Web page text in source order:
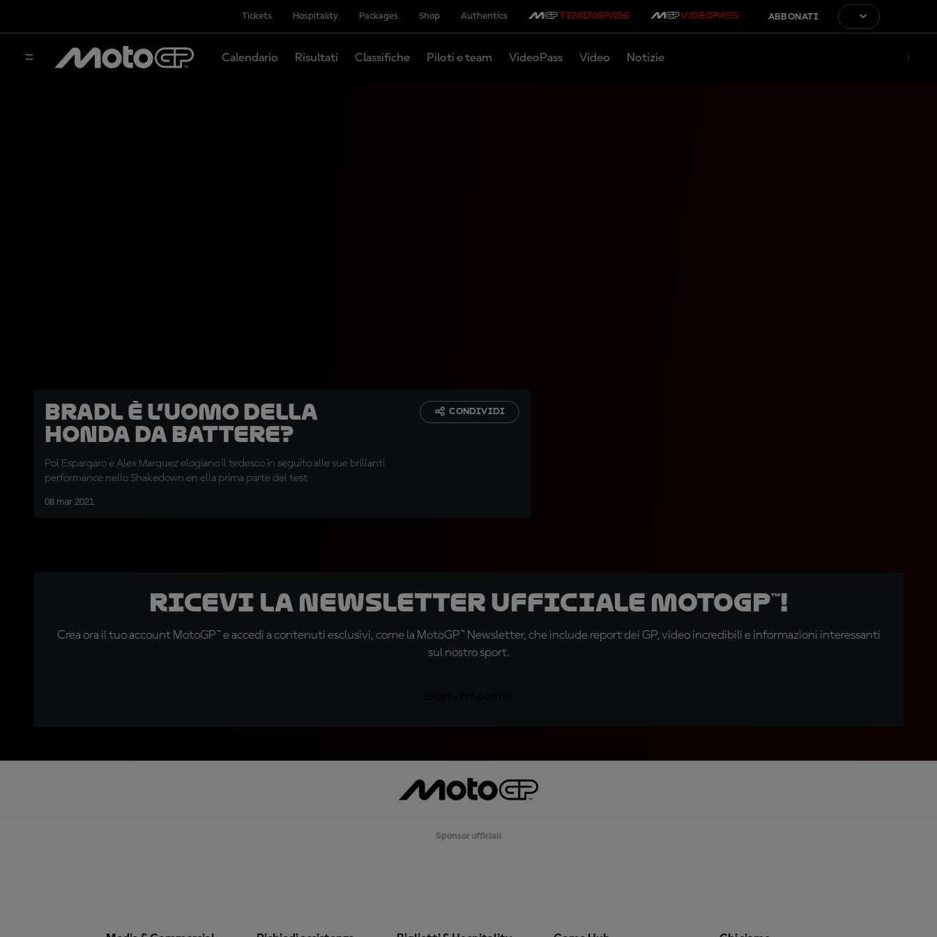
Tickets Hospitality Packages Shop Authentics ABBONATI
Calendario Risultati Classifiche Piloti e team VideoPass Video Notizie
Bradl è l’uomo della
Honda da battere?
Pol Espargaro e Alex Marquez elogiano il tedesco in seguito alle sue brillanti
performance nello Shakedown en ella prima parte del test
08 mar 2021
CONDIVIDI
Ricevi la newsletter ufficiale MotoGP™!
Crea ora il tuo account MotoGP™ e accedi a contenuti esclusivi, come la MotoGP™ Newsletter, che include report dei GP, video incredibili e informazioni interessanti
sul nostro sport.
Sponsor ufficiali